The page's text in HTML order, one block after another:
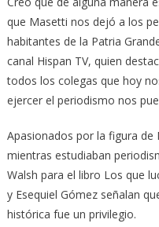
que Masetti nos dejó a los
habitantes de la Patria
canal Hispan TV, quien
todos los colegas que hoy
ejercer el periodismo nos
Apasionados por la figura
mientras estudiaban
Walsh para el libro Los que
y Esequiel Gómez señalan
histórica fue un privilegio.